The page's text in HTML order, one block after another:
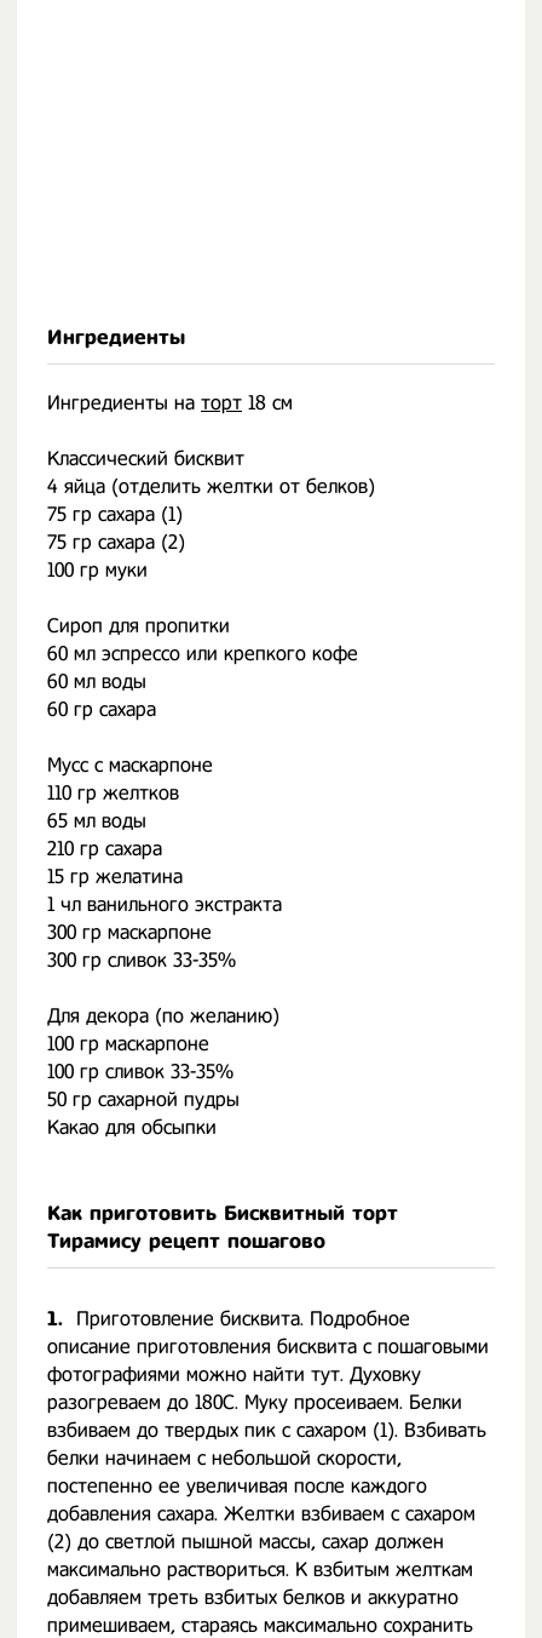
Ингредиенты
Ингредиенты на торт 18 см
Классический бисквит
4 яйца (отделить желтки от белков)
75 гр сахара (1)
75 гр сахара (2)
100 гр муки
Сироп для пропитки
60 мл эспрессо или крепкого кофе
60 мл воды
60 гр сахара
Мусс с маскарпоне
110 гр желтков
65 мл воды
210 гр сахара
15 гр желатина
1 чл ванильного экстракта
300 гр маскарпоне
300 гр сливок 33-35%
Для декора (по желанию)
100 гр маскарпоне
100 гр сливок 33-35%
50 гр сахарной пудры
Какао для обсыпки
Как приготовить Бисквитный торт
Тирамису рецепт пошагово
1.
Приготовление бисквита. Подробное
описание приготовления бисквита с пошаговыми
фотографиями можно найти тут. Духовку
разогреваем до 180С. Муку просеиваем. Белки
взбиваем до твердых пик с сахаром (1). Взбивать
белки начинаем с небольшой скорости,
постепенно ее увеличивая после каждого
добавления сахара. Желтки взбиваем с сахаром
(2) до светлой пышной массы, сахар должен
максимально раствориться. К взбитым желткам
добавляем треть взбитых белков и аккуратно
примешиваем, стараясь максимально сохранить